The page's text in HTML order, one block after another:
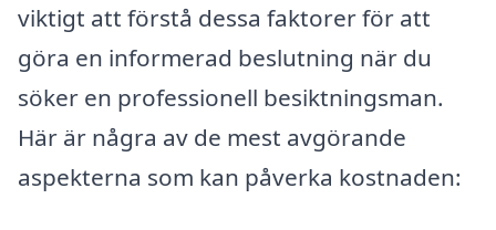
viktigt att förstå dessa faktorer för att
göra en informerad beslutning när du
söker en professionell besiktningsman.
Här är några av de mest avgörande
aspekterna som kan påverka kostnaden: